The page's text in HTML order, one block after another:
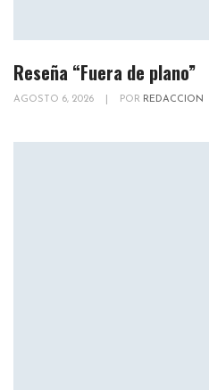
Reseña “Fuera de plano”
AGOSTO 6, 2026 POR REDACCION